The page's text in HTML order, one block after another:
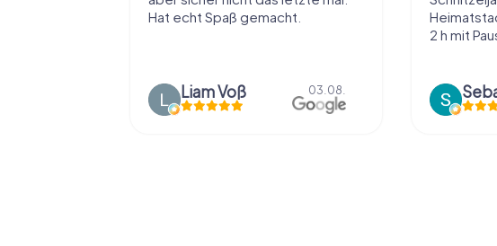
Hat echt Spaß gemacht.
03.08.
Heimatstadt gemacht und waren
2 h mit Pause gut unterhalten
Sebastian “the sleeping Boxer Dog” Röhner 02.08.